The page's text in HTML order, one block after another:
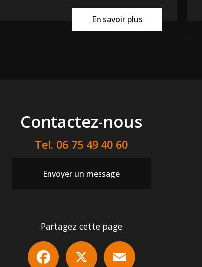
En savoir plus
Contactez-nous
Tel. 06 75 49 40 60
Envoyer un message
Partagez cette page
Facebook